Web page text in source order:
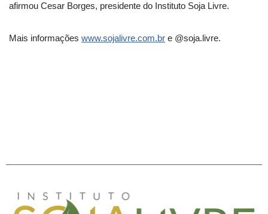
afirmou Cesar Borges, presidente do Instituto Soja Livre.
Mais informações www.sojalivre.com.br e @soja.livre.